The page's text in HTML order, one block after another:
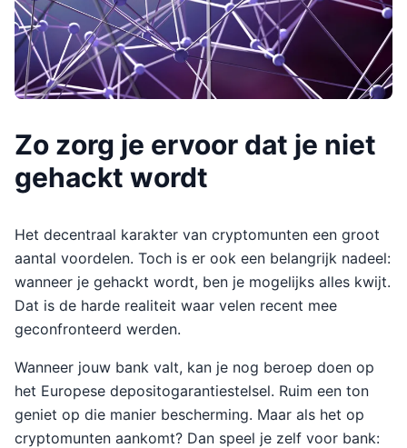
Zo zorg je ervoor dat je niet
gehackt wordt
Het decentraal karakter van cryptomunten een groot
aantal voordelen. Toch is er ook een belangrijk nadeel:
wanneer je gehackt wordt, ben je mogelijks alles kwijt.
Dat is de harde realiteit waar velen recent mee
geconfronteerd werden.
Wanneer jouw bank valt, kan je nog beroep doen op
het Europese depositogarantiestelsel. Ruim een ton
geniet op die manier bescherming. Maar als het op
cryptomunten aankomt? Dan speel je zelf voor bank: